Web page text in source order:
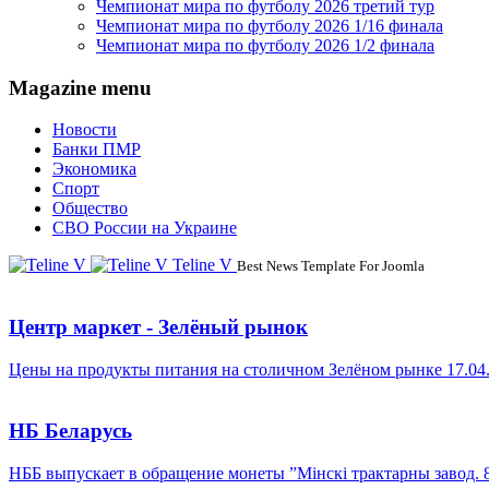
Чемпионат мира по футболу 2026 третий тур
Чемпионат мира по футболу 2026 1/16 финала
Чемпионат мира по футболу 2026 1/2 финала
Magazine menu
Новости
Банки ПМР
Экономика
Спорт
Общество
СВО России на Украине
Teline V Best News Template For Joomla
Центр маркет - Зелёный рынок
Цены на продукты питания на столичном Зелёном рынке
НБ Беларусь
НББ выпускает в обращение монеты ”Мінскі трактарны завод.